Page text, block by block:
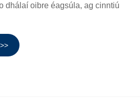
dhálaí oibre éagsúla, ag cinntiú